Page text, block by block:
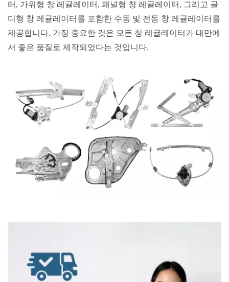
터, 가위형 창 레귤레이터, 패널형 창 레귤레이터, 그리고 골
디형 창 레귤레이터를 포함한 수동 및 전동 창 레귤레이터를
제공합니다. 가장 중요한 것은 모든 창 레귤레이터가 대만에
서 좋은 품질로 제작되었다는 것입니다.